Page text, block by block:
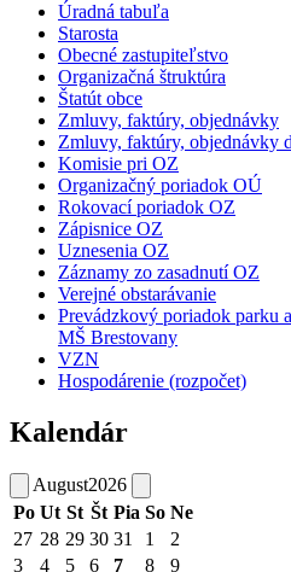
Úradná tabuľa
Starosta
Obecné zastupiteľstvo
Organizačná štruktúra
Štatút obce
Zmluvy, faktúry, objednávky
Zmluvy, faktúry, objednávky
Komisie pri OZ
Organizačný poriadok OÚ
Rokovací poriadok OZ
Zápisnice OZ
Uznesenia OZ
Záznamy zo zasadnutí OZ
Verejné obstarávanie
Prevádzkový poriadok parku
MŠ Brestovany
VZN
Hospodárenie (rozpočet)
Kalendár
August2026
Po Ut St Št Pia So Ne
27 28 29 30 31 1
2
3
4 5 6 7 8
9